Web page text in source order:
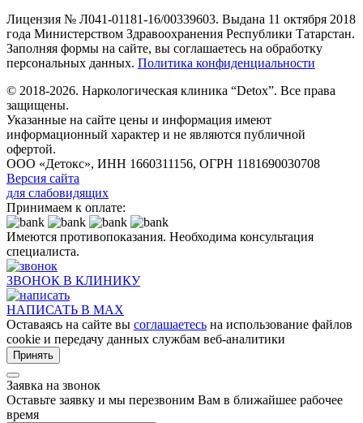
Лицензия № Л041-01181-16/00339603. Выдана 11 октября 2018
года Министерством Здравоохранения Республики Татарстан.
Заполняя формы на сайте, вы соглашаетесь на обработку
персональных данных. Политика конфиденциальности
© 2018-2026. Наркологическая клиника “Detox”. Все права
защищены.
Указанные на сайте цены и информация имеют
информационный характер и не являются публичной
офертой.
ООО «Детокс», ИНН 1660311156, ОГРН 1181690030708
Версия сайта
для слабовидящих
Принимаем к оплате:
Имеются противопоказания. Необходима консультация
специалиста.
ЗВОНОК В КЛИНИКУ
НАПИСАТЬ В MAX
Оставаясь на сайте вы соглашаетесь на использование файлов
cookie и передачу данных службам веб-аналитики
Принять
Заявка на звонок
Оставьте заявку и мы перезвоним Вам в ближайшее рабочее
время